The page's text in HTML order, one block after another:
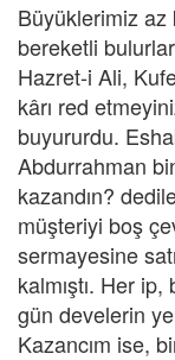
Büyüklerimiz
bereketli
Hazret-i Ali,
kârı red
buyururdu.
Abdurrahman
kazandın?
müşteriyi boş
sermayesine
kalmıştı. Her
gün develerin
Kazancım ise,